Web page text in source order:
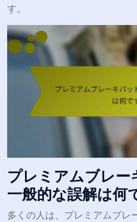
す。
プレミアムブレー
一般的な誤解は何
多くの人は、プレミアムブレ